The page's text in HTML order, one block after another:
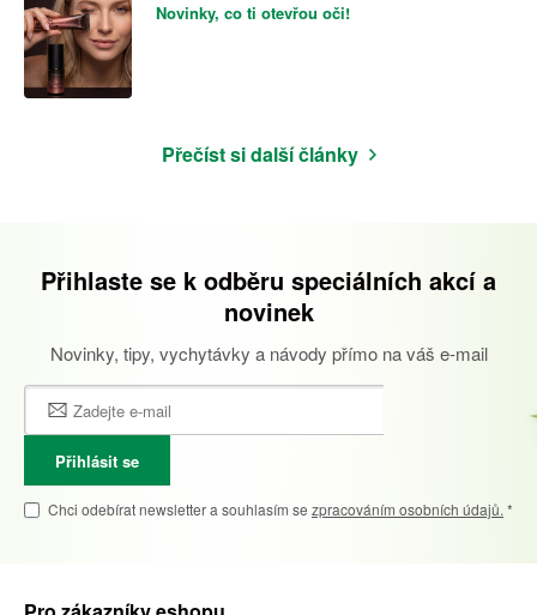
Novinky, co ti otevřou oči!
Přečíst si další články
Přihlaste se k odběru speciálních akcí a
novinek
Novinky, tipy, vychytávky a návody přímo na váš e-mail
Přihlásit se
Chci odebírat newsletter a souhlasím se zpracováním osobních údajů. *